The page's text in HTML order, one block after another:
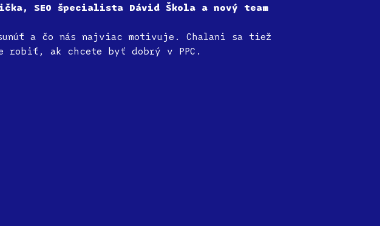
SEO špecialista Dávid Škola a nový team
a čo nás najviac motivuje. Chalani sa tiež
robiť, ak chcete byť dobrý v PPC.